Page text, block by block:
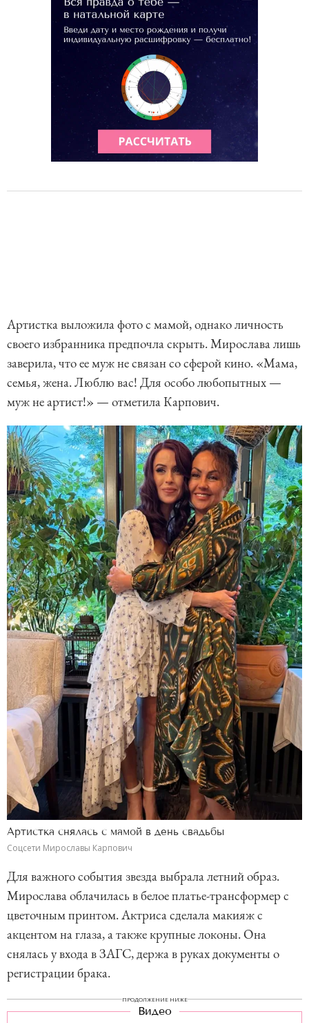
Артистка выложила фото с мамой, однако личность
своего избранника предпочла скрыть. Мирослава лишь
заверила, что ее муж не связан со сферой кино. «Мама,
семья, жена. Люблю вас! Для особо любопытных —
муж не артист!» — отметила Карпович.
Артистка снялась с мамой в день свадьбы
Соцсети Мирославы Карпович
Для важного события звезда выбрала летний образ.
Мирослава облачилась в белое платье-трансформер с
цветочным принтом. Актриса сделала макияж с
акцентом на глаза, а также крупные локоны. Она
снялась у входа в ЗАГС, держа в руках документы о
регистрации брака.
ПРОДОЛЖЕНИЕ НИЖЕ
Видео